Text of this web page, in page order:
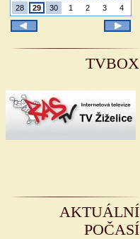
28
29 30 1 2 3 4
TVBOX
AKTUÁLNÍ
POČASÍ